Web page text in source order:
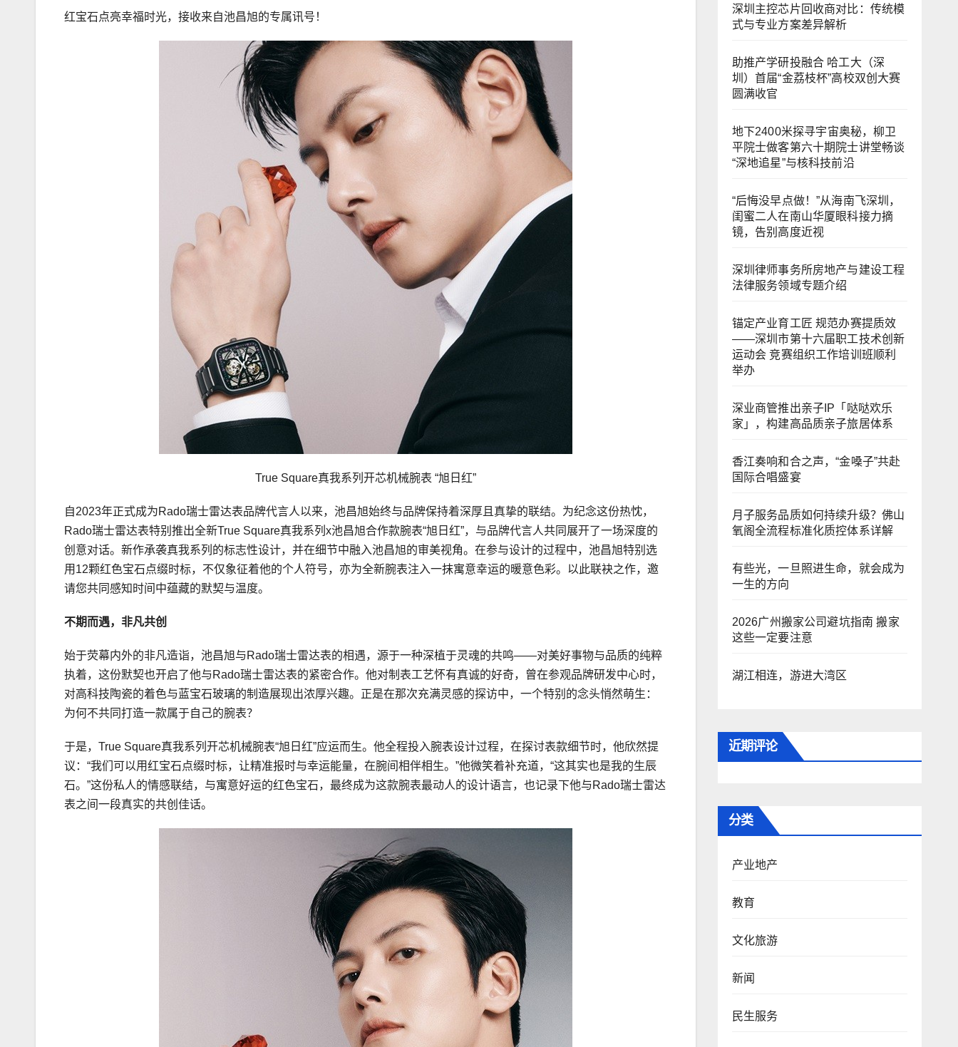
红宝石点亮幸福时光，接收来自池昌旭的专属讯号！
True Square真我系列开芯机械腕表 “旭日红”
自2023年正式成为Rado瑞士雷达表品牌代言人以来，池昌旭始终与品牌保持着深厚且真挚的联结。为纪念这份热忱，
Rado瑞士雷达表特别推出全新True Square真我系列x池昌旭合作款腕表“旭日红”，与品牌代言人共同展开了一场深度的
创意对话。新作承袭真我系列的标志性设计，并在细节中融入池昌旭的审美视角。在参与设计的过程中，池昌旭特别选
用12颗红色宝石点缀时标，不仅象征着他的个人符号，亦为全新腕表注入一抹寓意幸运的暖意色彩。以此联袂之作，邀
请您共同感知时间中蕴藏的默契与温度。
不期而遇，非凡共创
始于荧幕内外的非凡造诣，池昌旭与Rado瑞士雷达表的相遇，源于一种深植于灵魂的共鸣——对美好事物与品质的纯粹
执着，这份默契也开启了他与Rado瑞士雷达表的紧密合作。他对制表工艺怀有真诚的好奇，曾在参观品牌研发中心时，
对高科技陶瓷的着色与蓝宝石玻璃的制造展现出浓厚兴趣。正是在那次充满灵感的探访中，一个特别的念头悄然萌生：
为何不共同打造一款属于自己的腕表？
于是，True Square真我系列开芯机械腕表“旭日红”应运而生。他全程投入腕表设计过程，在探讨表款细节时，他欣然提
议：“我们可以用红宝石点缀时标，让精准报时与幸运能量，在腕间相伴相生。”他微笑着补充道，“这其实也是我的生辰
石。”这份私人的情感联结，与寓意好运的红色宝石，最终成为这款腕表最动人的设计语言，也记录下他与Rado瑞士雷达
表之间一段真实的共创佳话。
深圳主控芯片回收商对比：传统模
式与专业方案差异解析
助推产学研投融合 哈工大（深
圳）首届“金荔枝杯”高校双创大赛
圆满收官
地下2400米探寻宇宙奥秘，柳卫
平院士做客第六十期院士讲堂畅谈
“深地追星”与核科技前沿
“后悔没早点做！”从海南飞深圳，
闺蜜二人在南山华厦眼科接力摘
镜，告别高度近视
深圳律师事务所房地产与建设工程
法律服务领域专题介绍
锚定产业育工匠 规范办赛提质效
——深圳市第十六届职工技术创新
运动会 竞赛组织工作培训班顺利
举办
深业商管推出亲子IP「哒哒欢乐
家」，构建高品质亲子旅居体系
香江奏响和合之声，“金嗓子”共赴
国际合唱盛宴
月子服务品质如何持续升级？佛山
氧阁全流程标准化质控体系详解
有些光，一旦照进生命，就会成为
一生的方向
2026广州搬家公司避坑指南 搬家
这些一定要注意
湖江相连，游进大湾区
近期评论
分类
产业地产
教育
文化旅游
新闻
民生服务